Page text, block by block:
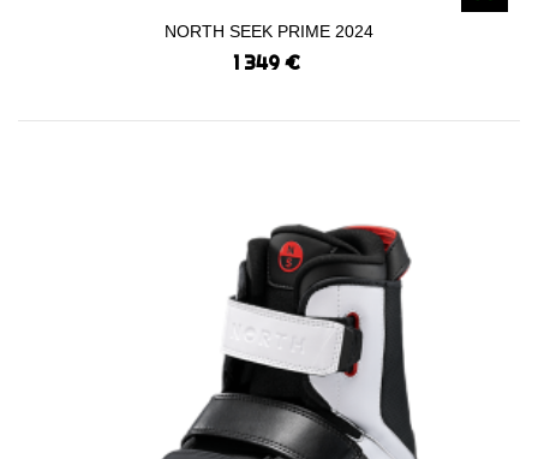
NORTH SEEK PRIME 2024
1 349 €